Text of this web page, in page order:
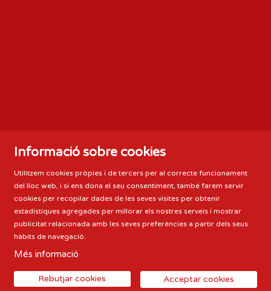
Informació sobre cookies
Utilitzem cookies pròpies i de tercers per al correcte funcionament
del lloc web, i si ens dona el seu consentiment, també farem servir
cookies per recopilar dades de les seves visites per obtenir
estadístiques agregades per millorar els nostres serveis i mostrar
publicitat relacionada amb les seves preferències a partir dels seus
hàbits de navegació.
Més informació
Acceptar cookies
Rebutjar cookies